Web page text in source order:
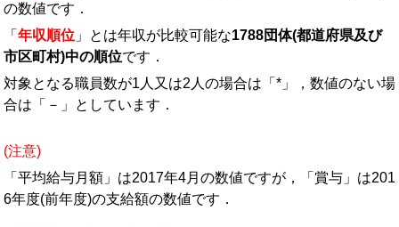
の数値です．
「 年収順位 」とは年収が比較可能な1788団体(都道府県及び
市区町村)中の順位です．
対象となる職員数が1人又は2人の場合は「*」，数値のない場
合は「－」としています．
(注意)
「平均給与月額」は2017年4月の数値ですが，「賞与」は201
6年度(前年度)の支給額の数値です．